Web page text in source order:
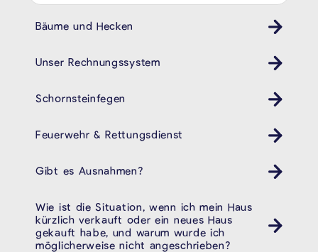
Bäume und Hecken
Unser Rechnungssystem
Schornsteinfegen
Kamin
Feuerwehr & Rettungsdienst
Gibt es Ausnahmen?
Wie ist die Situation, wenn ich mein Haus
kürzlich verkauft oder ein neues Haus
gekauft habe, und warum wurde ich
möglicherweise nicht angeschrieben?